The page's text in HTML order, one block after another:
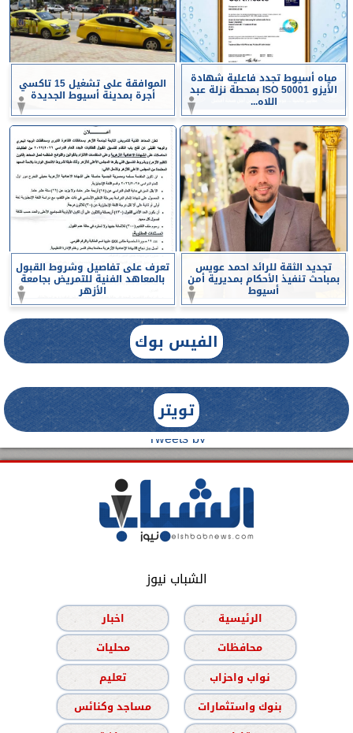
مياه أسيوط تجدد فاعلية شهادة
الأيزو ISO 50001 بمحطة نزلة عبد
اللاه...
الموافقة على تشغيل 15 تاكسي
أجرة بمدينة أسيوط الجديدة
تجديد الثقة للرائد احمد عويس
بمباحث تنفيذ الأحكام بمديرية أمن
أسيوط
تعرف على تفاصيل وشروط القبول
بالمعاهد الفنية للتمريض بجامعة
الأزهر
الفيس بوك
تويتر
Tweets by
الشباب نيوز
الرئيسية
اخبار
محافظات
محليات
نواب واحزاب
تعليم
بنوك واستثمارات
مساجد وكنائس